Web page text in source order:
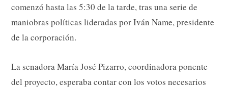
comenzó hasta las 5:30 de la tarde, tras una serie de
maniobras políticas lideradas por Iván Name, presidente
de la corporación.
La senadora María José Pizarro, coordinadora ponente
del proyecto, esperaba contar con los votos necesarios